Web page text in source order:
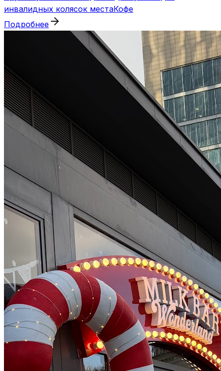
инвалидных колясок местаКофе
Подробнее